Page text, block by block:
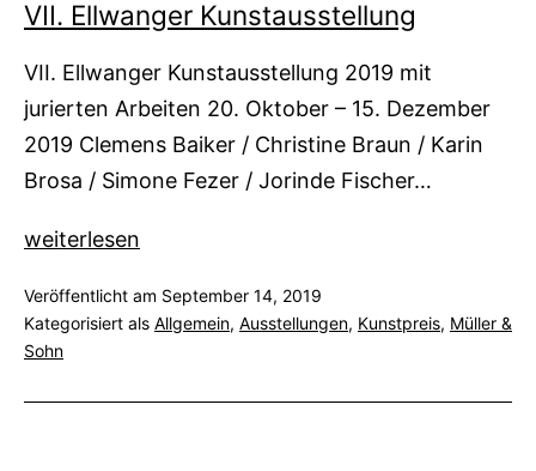
VII. Ellwanger Kunstausstellung
VII. Ellwanger Kunstausstellung 2019 mit
jurierten Arbeiten 20. Oktober – 15. Dezember
2019 Clemens Baiker / Christine Braun / Karin
Brosa / Simone Fezer / Jorinde Fischer…
VII.
Kunstausstellung
weiterlesen
Veröffentlicht am September 14, 2019
Kategorisiert als Allgemein, Ausstellungen, Kunstpreis, Müller &
Sohn